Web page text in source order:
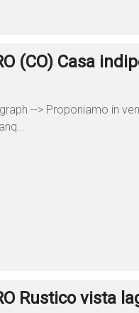
(CO) Casa
--> Proponiamo in
Rustico vista